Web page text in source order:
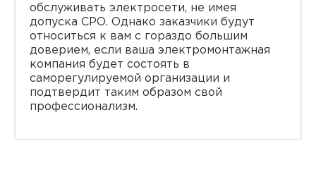
обслуживать электросети, не имея
допуска СРО. Однако заказчики будут
относиться к вам с гораздо большим
доверием, если ваша электромонтажная
компания будет состоять в
саморегулируемой организации и
подтвердит таким образом свой
профессионализм.